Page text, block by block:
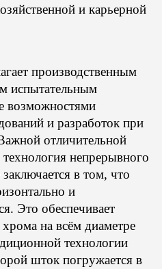
и карьерной
производственным
испытательным
возможностями
и разработок при
отличительной
непрерывного
в том, что
и
Это обеспечивает
на всём диаметре
технологии
шток погружается в